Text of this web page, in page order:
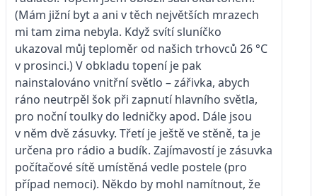
(Mám jižní byt a ani v těch největších mrazech
mi tam zima nebyla. Když svítí sluníčko
ukazoval můj teploměr od našich trhovců 26 °C
v prosinci.) V obkladu topení je pak
nainstalováno vnitřní světlo – zářivka, abych
ráno neutrpěl šok při zapnutí hlavního světla,
pro noční toulky do ledničky apod. Dále jsou
v něm dvě zásuvky. Třetí je ještě ve stěně, ta je
určena pro rádio a budík. Zajímavostí je zásuvka
počítačové sítě umístěná vedle postele (pro
případ nemoci). Někdo by mohl namítnout, že